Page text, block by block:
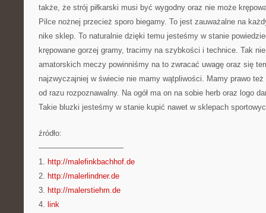
także, że strój piłkarski musi być wygodny oraz nie może
Pilce nożnej przecież sporo biegamy. To jest zauważalne na
nike sklep. To naturalnie dzięki temu jesteśmy w stanie
krępowane gorzej gramy, tracimy na szybkości i technice. Tak
amatorskich meczy powinniśmy na to zwracać uwagę oraz się
najzwyczajniej w świecie nie mamy wątpliwości. Mamy prawo też
od razu rozpoznawalny. Na ogół ma on na sobie herb oraz logo
Takie bluzki jesteśmy w stanie kupić nawet w sklepach
źródło:
———————————
1. http://malefinkbachhof.de
2. http://malerlindner.de
3. http://malerstiehm.de
4. link